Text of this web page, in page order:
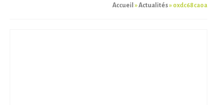
Accueil »Actualités» 0xdc68ca0a